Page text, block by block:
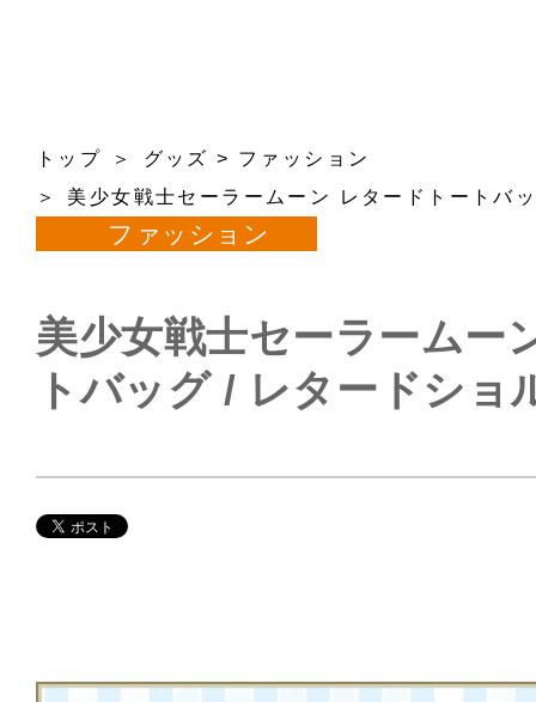
トップ グッズ > ファッション
美少女戦士セーラームーン レタードトートバ
ファッション
美少女戦士セーラームー
トバッグ / レタードショ